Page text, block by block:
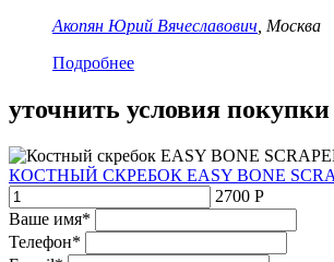
Акопян Юрий Вячеславович , Москва
Подробнее
уточнить условия покупки
КОСТНЫЙ СКРЕБОК EASY BONE
2700 Р
Ваше имя*
Телефон*